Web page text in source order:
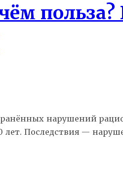
польза?
нарушений
Последствия —